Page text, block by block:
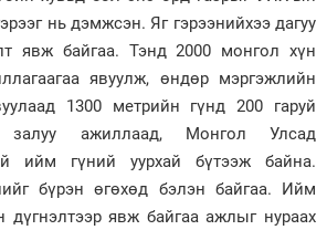
нь дэмжсэн. Яг гэрээнийхээ дагуу
явж байгаа. Тэнд 2000 монгол хүн
явуулж, өндөр мэргэжлийн
1300 метрийн гүнд 200 гаруй
залуу ажиллаад, Монгол Улсад
ийм гүний уурхай бүтээж байна.
бүрэн өгөхөд бэлэн байгаа. Ийм
дүгнэлтээр явж байгаа ажлыг нураах